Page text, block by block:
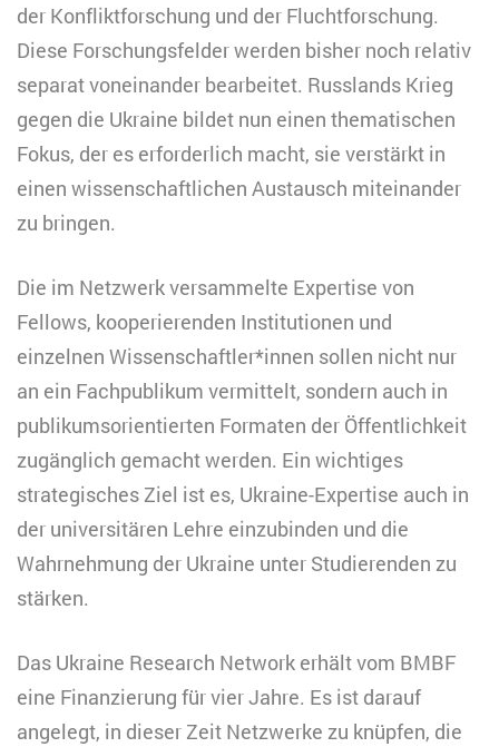
der Konfliktforschung und der Fluchtforschung.
Diese Forschungsfelder werden bisher noch relativ
separat voneinander bearbeitet. Russlands Krieg
gegen die Ukraine bildet nun einen thematischen
Fokus, der es erforderlich macht, sie verstärkt in
einen wissenschaftlichen Austausch miteinander
zu bringen.
Die im Netzwerk versammelte Expertise von
Fellows, kooperierenden Institutionen und
einzelnen Wissenschaftler*innen sollen nicht nur
an ein Fachpublikum vermittelt, sondern auch in
publikumsorientierten Formaten der Öffentlichkeit
zugänglich gemacht werden. Ein wichtiges
strategisches Ziel ist es, Ukraine-Expertise auch in
der universitären Lehre einzubinden und die
Wahrnehmung der Ukraine unter Studierenden zu
stärken.
Das Ukraine Research Network erhält vom BMBF
eine Finanzierung für vier Jahre. Es ist darauf
angelegt, in dieser Zeit Netzwerke zu knüpfen, die